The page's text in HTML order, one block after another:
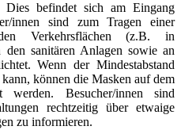
befindet sich am Eingang
innen sind zum Tragen einer
Verkehrsflächen (z.B. in
den sanitären Anlagen sowie an
Wenn der Mindestabstand
können die Masken auf dem
werden. Besucher/innen sind
rechtzeitig über etwaige
zu informieren.